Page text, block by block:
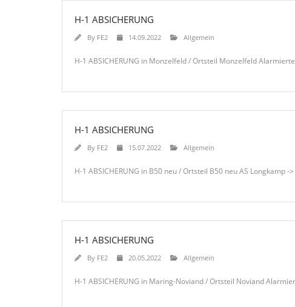
H-1 ABSICHERUNG
By FE2 14.09.2022 Allgemein
H-1 ABSICHERUNG in Monzelfeld / Ortsteil Monzelfeld
H-1 ABSICHERUNG
By FE2 15.07.2022 Allgemein
H-1 ABSICHERUNG in B50 neu / Ortsteil B50 neu AS Longkamp
H-1 ABSICHERUNG
By FE2 20.05.2022 Allgemein
H-1 ABSICHERUNG in Maring-Noviand / Ortsteil Noviand